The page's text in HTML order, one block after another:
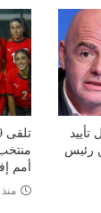
تأييد
رئيس
أمم
منذ 5
أبطال
وعقبة مرتقبة